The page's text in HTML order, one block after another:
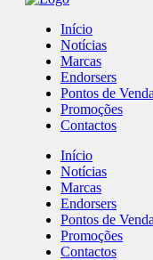
Início
Notícias
Marcas
Endorsers
Pontos de Venda
Promoções
Contactos
Início
Notícias
Marcas
Endorsers
Pontos de Venda
Promoções
Contactos